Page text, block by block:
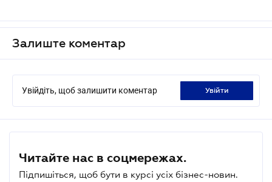
Залиште коментар
Увійдіть, щоб залишити коментар увійти
Читайте нас в соцмережах.
Підпишіться, щоб бути в курсі усіх бізнес-новин.